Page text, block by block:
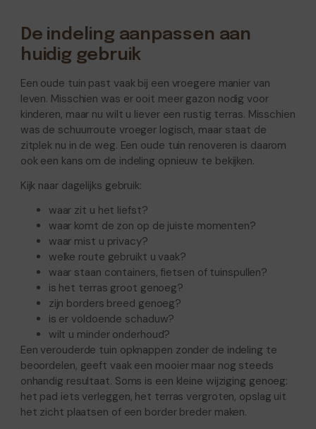
De indeling aanpassen aan
huidig gebruik
Een oude tuin past vaak bij een vroegere manier van
leven. Misschien was er ooit meer gazon nodig voor
kinderen, maar nu wilt u liever een rustig terras. Misschien
was de schuurroute vroeger logisch, maar staat de
zitplek nu in de weg. Een oude tuin renoveren is daarom
ook een kans om de indeling opnieuw te bekijken.
Kijk naar dagelijks gebruik:
waar zit u het liefst?
waar komt de zon op de juiste momenten?
waar mist u privacy?
welke route gebruikt u vaak?
waar staan containers, fietsen of tuinspullen?
is het terras groot genoeg?
zijn borders breed genoeg?
is er voldoende schaduw?
wilt u minder onderhoud?
Een verouderde tuin opknappen zonder de indeling te
beoordelen, geeft vaak een mooier maar nog steeds
onhandig resultaat. Soms is een kleine wijziging genoeg:
het pad iets verleggen, het terras vergroten, opslag uit
het zicht plaatsen of een border breder maken.